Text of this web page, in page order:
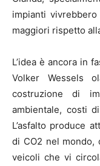
impianti
maggiori rispetto
L’idea è ancora in
Volker Wessels
costruzione di
ambientale, costi
L’asfalto produce
di CO2 nel mondo,
veicoli che vi